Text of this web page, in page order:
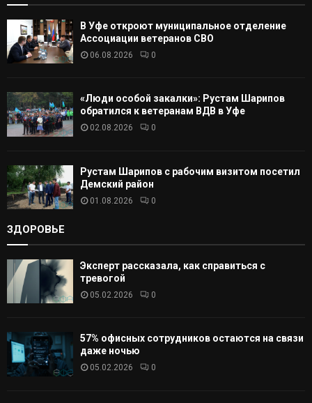
А
В Уфе откроют муниципальное отделение
Ассоциации ветеранов СВО
06.08.2026 0
«Люди особой закалки»: Рустам Шарипов
обратился к ветеранам ВДВ в Уфе
02.08.2026 0
Рустам Шарипов с рабочим визитом посетил
Демский район
01.08.2026 0
ЗДОРОВЬЕ
Эксперт рассказала, как справиться с
тревогой
05.02.2026 0
57% офисных сотрудников остаются на связи
даже ночью
05.02.2026 0